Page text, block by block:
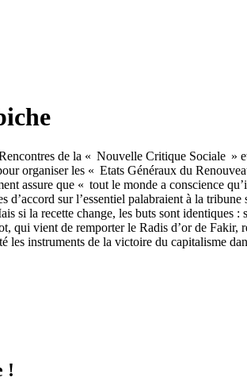
de la « Nouvelle Critique Sociale
organiser les « Etats Généraux du
assure que « tout le monde a conscience
d’accord sur l’essentiel palabraient à la
si la recette change, les buts sont
qui vient de remporter le Radis d’or de
les instruments de la victoire du capitalisme
!